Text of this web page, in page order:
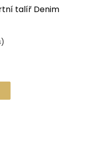
talíř Denim